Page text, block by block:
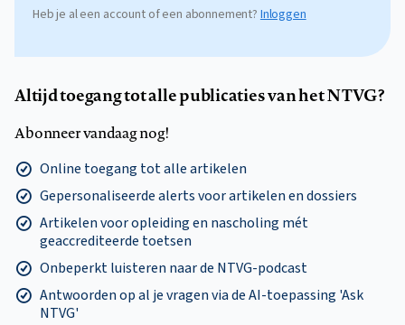
Heb je al een account of een abonnement?Inloggen
Altijd toegang tot alle publicaties van het NTVG?
Abonneer vandaag nog!
Online toegang tot alle artikelen
Gepersonaliseerde alerts voor artikelen en dossiers
Artikelen voor opleiding en nascholing mét
geaccrediteerde toetsen
Onbeperkt luisteren naar de NTVG-podcast
Antwoorden op al je vragen via de AI-toepassing 'Ask
NTVG'